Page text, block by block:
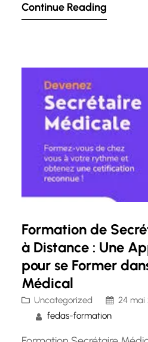
dans le domaine de la
travailler dans ce secteur
des contraintes de temps…
Continue Reading
Formation de
à Distance : Une
pour se Former
Médical
Uncategorized
24 mai
fedas-formation